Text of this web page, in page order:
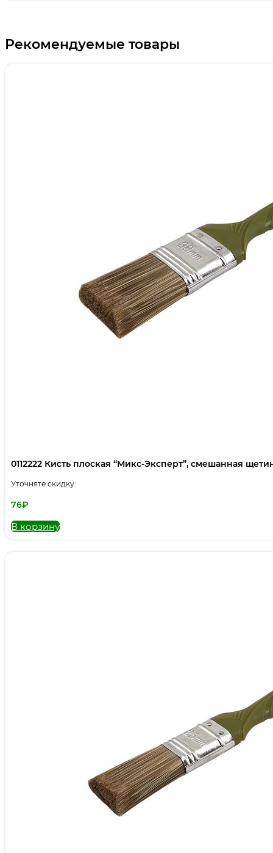
Рекомендуемые товары
0112222 Кисть плоская “Микс-Эксперт”, смешанная
Уточняте скидку:
76₽
В корзину